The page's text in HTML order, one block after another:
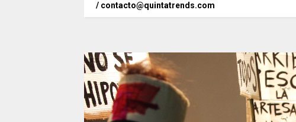
/ contacto@quintatrends.com